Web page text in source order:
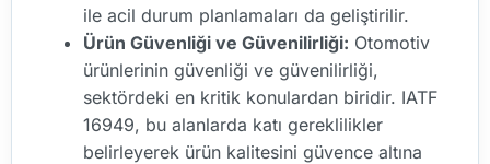
ile acil durum planlamaları da geliştirilir.
Ürün Güvenliği ve Güvenilirliği: Otomotiv
ürünlerinin güvenliği ve güvenilirliği,
sektördeki en kritik konulardan biridir. IATF
16949, bu alanlarda katı gereklilikler
belirleyerek ürün kalitesini güvence altına